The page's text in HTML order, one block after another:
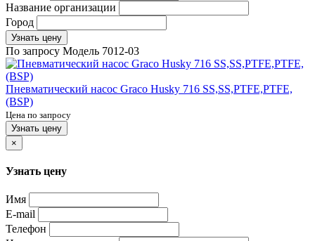
Название организации
Город
Узнать цену
По запросу Модель 7012-03
Пневматический насос Graco Husky 716 SS,SS,PTFE,PTFE,
(BSP)
Цена по запросу
Узнать цену
×
Узнать цену
Имя
E-mail
Телефон